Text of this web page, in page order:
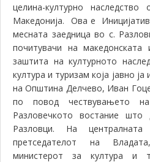
целина-културно
Македонија. Ова е
месната заедница во с.
почитувачи на македонската
заштита на културното
култура и туризам која јавно
на Општина Делчево, Иван
по повод чествувањето
Разловечкото востание
Разловци. На централната
претседателот на
министерот за култура и